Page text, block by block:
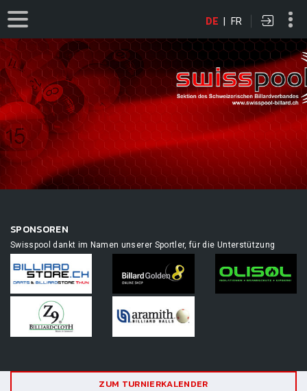
DE | FR
SPONSOREN
Swisspool dankt im Namen unserer Sportler, für die Unterstützung
ZUM TURNIERKALENDER